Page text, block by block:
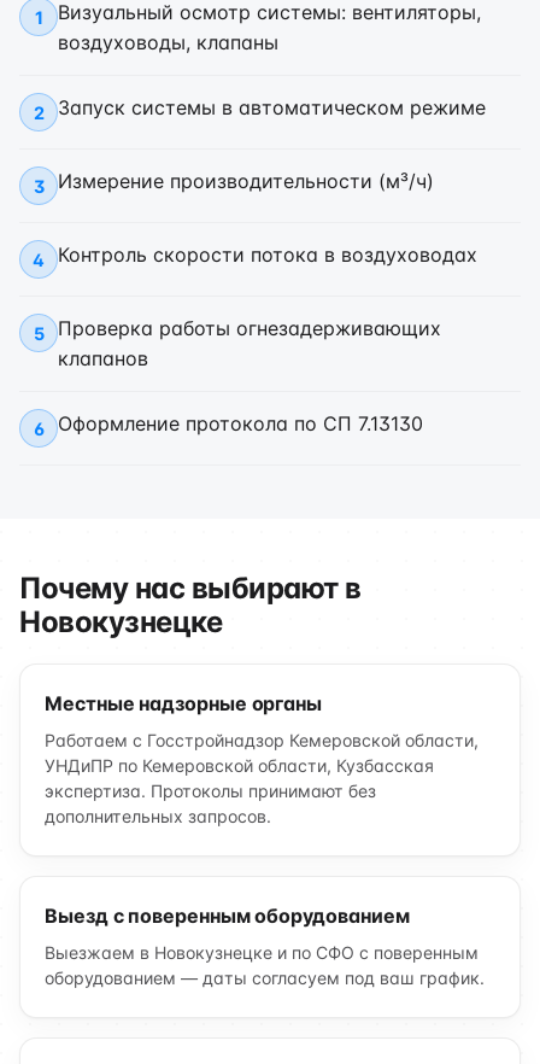
1
Визуальный осмотр системы: вентиляторы,
воздуховоды, клапаны
2 Запуск системы в автоматическом режиме
3 Измерение производительности (м³/ч)
4 Контроль скорости потока в воздуховодах
5
Проверка работы огнезадерживающих
клапанов
6 Оформление протокола по СП 7.13130
Почему нас выбирают в
Новокузнецке
Местные надзорные органы
Работаем с Госстройнадзор Кемеровской области,
УНДиПР по Кемеровской области, Кузбасская
экспертиза. Протоколы принимают без
дополнительных запросов.
Выезд с поверенным оборудованием
Выезжаем в Новокузнецке и по СФО с поверенным
оборудованием — даты согласуем под ваш график.